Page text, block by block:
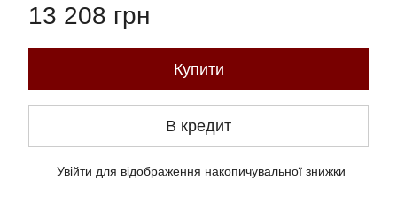
13 208 грн
Купити
В кредит
Увійти для відображення накопичувальної знижки